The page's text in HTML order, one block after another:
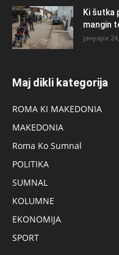
Ki šutka
mangin
јануари
Maj dikli kategorija
ROMA KI MAKEDONIA
MAKEDONIA
Roma Ko Sumnal
POLITIKA
SUMNAL
KOLUMNE
EKONOMIJA
SPORT